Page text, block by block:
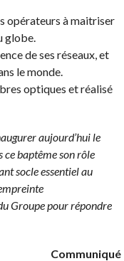
opérateurs à maitriser
globe.
de ses réseaux, et
le monde.
optiques et réalisé
aujourd’hui le
baptême son rôle
socle essentiel au
Groupe pour répondre
Communiqué